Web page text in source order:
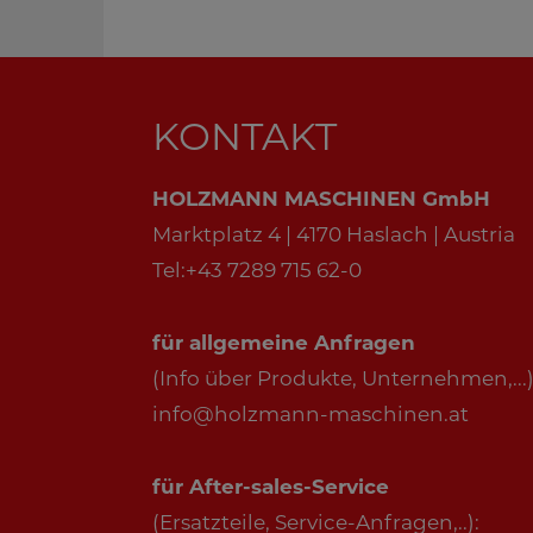
KONTAKT
HOLZMANN MASCHINEN GmbH
Marktplatz 4 | 4170 Haslach | Austria
Tel:+43 7289 715 62-0
für allgemeine Anfragen
(Info über Produkte,
info@holzmann-maschinen.at
für After-sales-Service
(Ersatzteile, Service-Anfragen,..):